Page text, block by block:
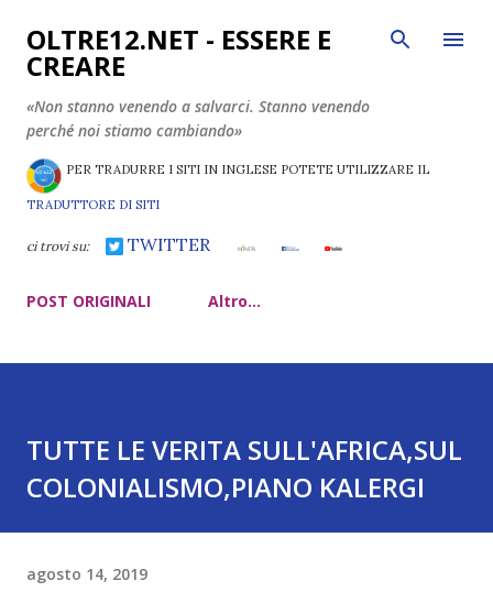
Passa ai contenuti principali
OLTRE12.NET - ESSERE E
CREARE
«Non stanno venendo a salvarci. Stanno venendo
perché noi stiamo cambiando»
PER TRADURRE I SITI IN INGLESE POTETE UTILIZZARE IL
TRADUTTORE DI SITI
ci trovi su: TWITTER
POST ORIGINALI Altro…
TUTTE LE VERITA SULL'AFRICA,SUL
COLONIALISMO,PIANO KALERGI
agosto 14, 2019